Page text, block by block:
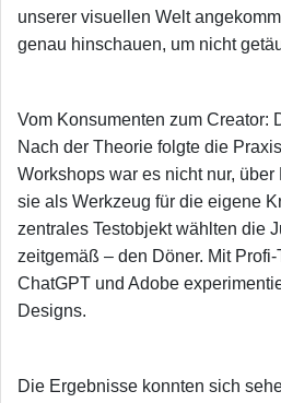
unserer visuellen Welt
genau hinschauen, um nicht
Vom Konsumenten zum Creator:
​Nach der Theorie folgte die
Workshops war es nicht nur,
sie als Werkzeug für die eigene
zentrales Testobjekt wählten die
zeitgemäß – den Döner. Mit
ChatGPT und Adobe
Designs.
Die Ergebnisse konnten sich